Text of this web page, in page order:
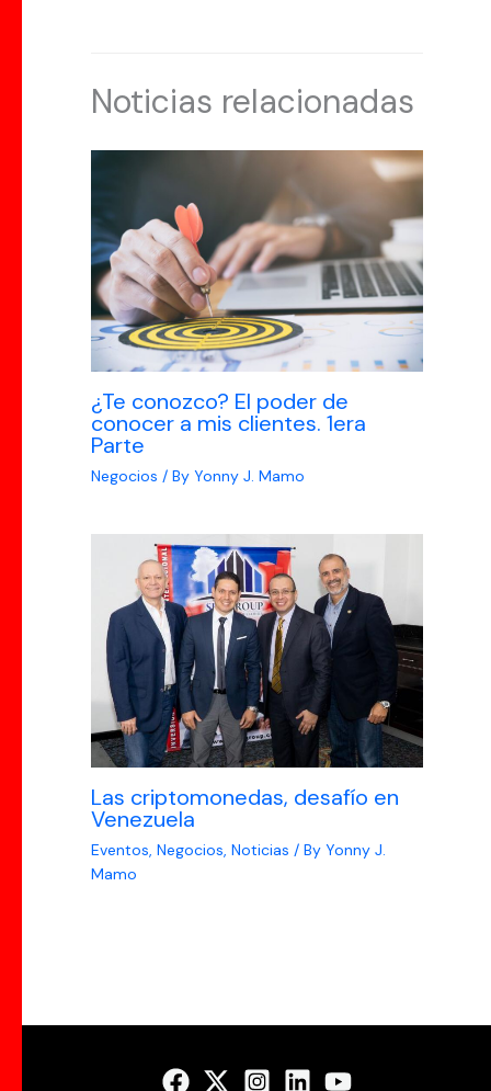
Noticias relacionadas
¿Te conozco? El poder de
conocer a mis clientes. 1era
Parte
Negocios / By Yonny J. Mamo
Las criptomonedas, desafío en
Venezuela
Eventos Negocios Noticias / By Yonny J.
Mamo